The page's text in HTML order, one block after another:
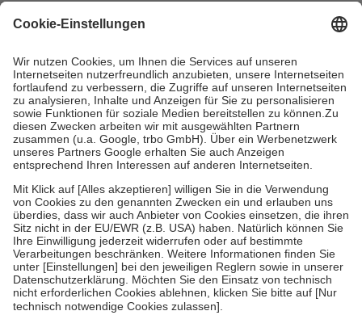
Kosten dafür, der Versicherte trägt einen Teil davon als Zuzahlung
Grundsätzlich leisten Mitglieder Zuzahlungen in Höhe von zehn
Prozent des Abgabepreises,mindestensjedochfünf Euround
höchstens zehn Euro.Es sind jedoch nie mehr als die tatsächlichen
Kosten der Leistung zu entrichten.
Diese Regeln gelten grundsätzlich auch für Online-Apotheken.
Bei Heilmitteln und häuslicher Krankenpflege beträgt die
Zuzahlung zehn Prozent der Kosten sowie zehn Euro je
Um das Engagement der Versicherten für ihre eigene Gesundheit zu
stärken und die besondere Stellung der Familie zu unterstützen,
fallenkeine Zuzahlungen an bei:
• Kindern und Jugendlichen bis zum vollendeten 18. Lebensjahr
mit Ausnahme der Fahrkosten
• Untersuchungen zur Vorsorge und Früherkennung, die von der
GKV getragen werden
• empfohlenen Schutzimpfungen